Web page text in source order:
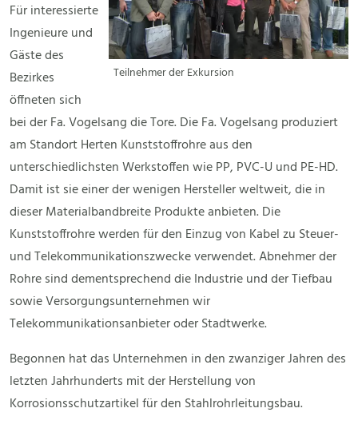
Teilnehmer der Exkursion
Für interessierte
Ingenieure und
Gäste des
Bezirkes
öffneten sich
bei der Fa. Vogelsang die Tore. Die Fa. Vogelsang produziert
am Standort Herten Kunststoffrohre aus den
unterschiedlichsten Werkstoffen wie PP, PVC-U und PE-HD.
Damit ist sie einer der wenigen Hersteller weltweit, die in
dieser Materialbandbreite Produkte anbieten. Die
Kunststoffrohre werden für den Einzug von Kabel zu Steuer-
und Telekommunikationszwecke verwendet. Abnehmer der
Rohre sind dementsprechend die Industrie und der Tiefbau
sowie Versorgungsunternehmen wir
Telekommunikationsanbieter oder Stadtwerke.
Begonnen hat das Unternehmen in den zwanziger Jahren des
letzten Jahrhunderts mit der Herstellung von
Korrosionsschutzartikel für den Stahlrohrleitungsbau.